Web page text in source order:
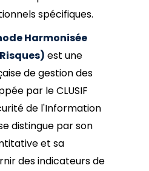
spécifiques.
Harmonisée
est une
de gestion des
par le CLUSIF
de l'Information
distingue par son
et sa
des indicateurs de